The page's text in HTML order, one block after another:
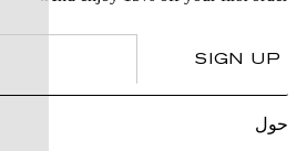
SIGN UP
حول